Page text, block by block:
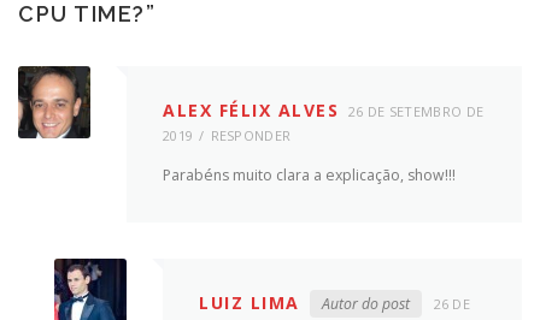
CPU TIME?”
ALEX FÉLIX ALVES
26 DE SETEMBRO DE
2019
RESPONDER
Parabéns muito clara a explicação, show!!!
LUIZ LIMA Autor do post
26 DE